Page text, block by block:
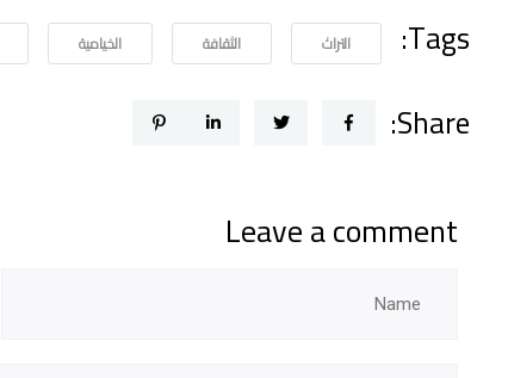
Tags: التراث الثقافة الخيامية
Share:
Leave a comment